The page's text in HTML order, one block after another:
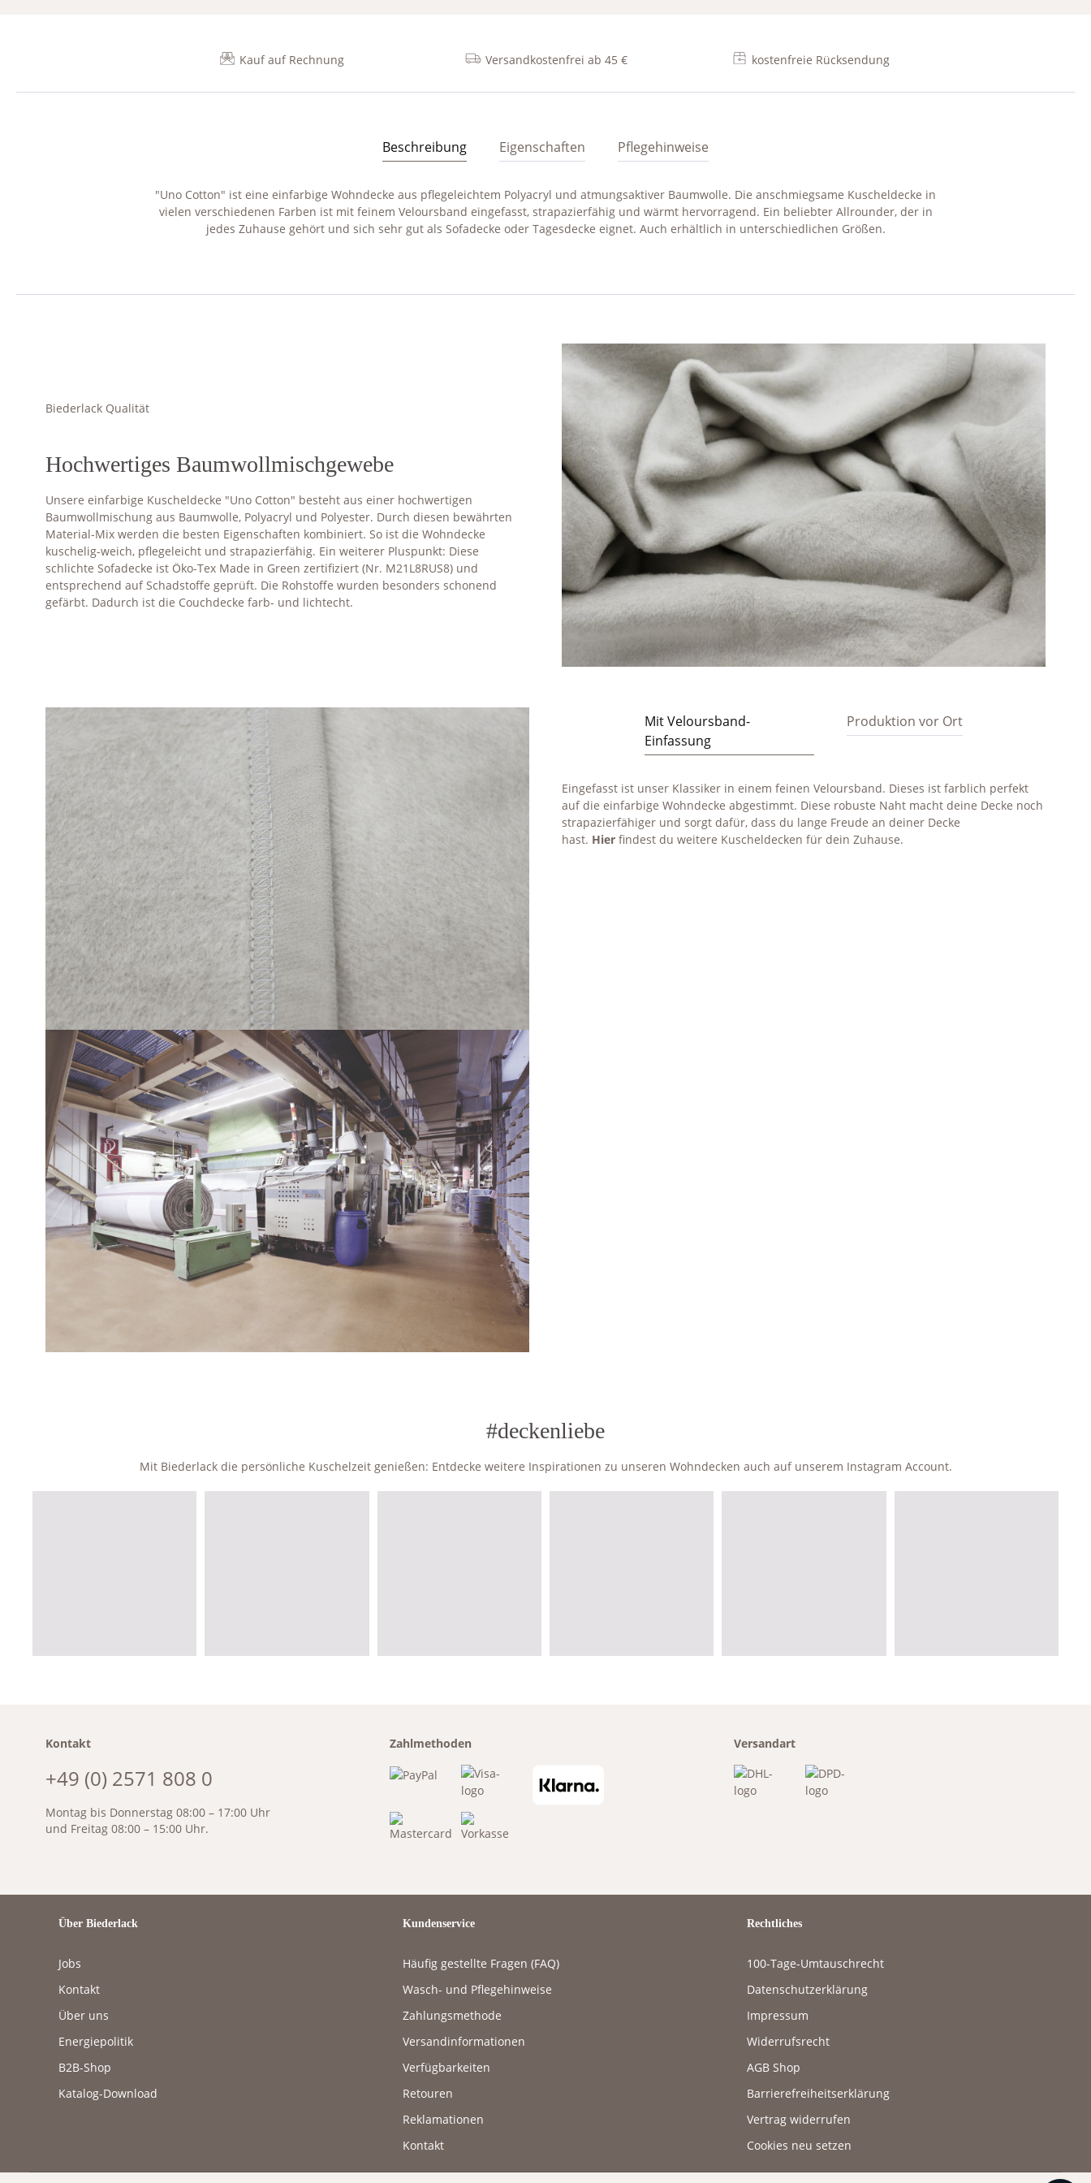
Kauf auf Rechnung Versandkostenfrei ab 45 € kostenfreie Rücksendung
Beschreibung Eigenschaften Pflegehinweise
"Uno Cotton" ist eine einfarbige Wohndecke aus pflegeleichtem Polyacryl und atmungsaktiver Baumwolle. Die anschmiegsame Kuscheldecke in
vielen verschiedenen Farben ist mit feinem Veloursband eingefasst, strapazierfähig und wärmt hervorragend. Ein beliebter Allrounder, der in
jedes Zuhause gehört und sich sehr gut als Sofadecke oder Tagesdecke eignet. Auch erhältlich in unterschiedlichen Größen.
Biederlack Qualität
Hochwertiges Baumwollmischgewebe
Unsere einfarbige Kuscheldecke "Uno Cotton" besteht aus einer hochwertigen
Baumwollmischung aus Baumwolle, Polyacryl und Polyester. Durch diesen bewährten
Material-Mix werden die besten Eigenschaften kombiniert. So ist die Wohndecke
kuschelig-weich, pflegeleicht und strapazierfähig. Ein weiterer Pluspunkt: Diese
schlichte Sofadecke ist Öko-Tex Made in Green zertifiziert (Nr. M21L8RUS8) und
entsprechend auf Schadstoffe geprüft. Die Rohstoffe wurden besonders schonend
gefärbt. Dadurch ist die Couchdecke farb- und lichtecht.
Mit Veloursband-
Einfassung
Produktion vor Ort
Eingefasst ist unser Klassiker in einem feinen Veloursband. Dieses ist farblich perfekt
auf die einfarbige Wohndecke abgestimmt. Diese robuste Naht macht deine Decke noch
strapazierfähiger und sorgt dafür, dass du lange Freude an deiner Decke
hast. Hier findest du weitere Kuscheldecken für dein Zuhause.
#deckenliebe
Mit Biederlack die persönliche Kuschelzeit genießen: Entdecke weitere Inspirationen zu unseren Wohndecken auch auf unserem Instagram Account.
Kontakt
+49 (0) 2571 808 0
Montag bis Donnerstag 08:00 – 17:00 Uhr
und Freitag 08:00 – 15:00 Uhr.
Zahlmethoden Versandart
Über Biederlack
Jobs
Kontakt
Über uns
Energiepolitik
B2B-Shop
Katalog-Download
Kundenservice
Häufig gestellte Fragen (FAQ)
Wasch- und Pflegehinweise
Zahlungsmethode
Versandinformationen
Verfügbarkeiten
Retouren
Reklamationen
Kontakt
Rechtliches
100-Tage-Umtauschrecht
Datenschutzerklärung
Impressum
Widerrufsrecht
AGB Shop
Barrierefreiheitserklärung
Vertrag widerrufen
Cookies neu setzen